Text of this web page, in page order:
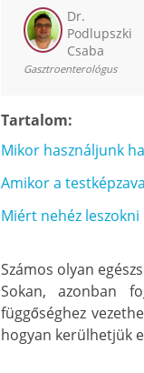
Dr.
Podlupszki
Csaba
Gasztroenterológus
Tartalom:
Mikor használjunk
Amikor a
Miért nehéz leszokni
Számos olyan
Sokan, azonban
függőséghez
hogyan kerülhetjük